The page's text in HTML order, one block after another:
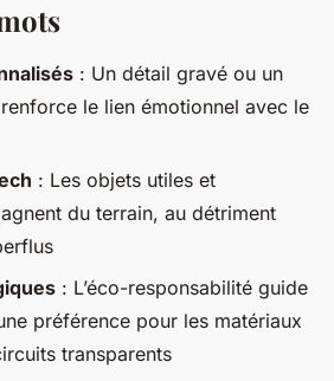
uniques pour
en 2023
•9 min de lecture
: Un détail gravé ou un
le lien émotionnel avec le
: Les objets utiles et
du terrain, au détriment
: L’éco-responsabilité guide
préférence pour les matériaux
transparents